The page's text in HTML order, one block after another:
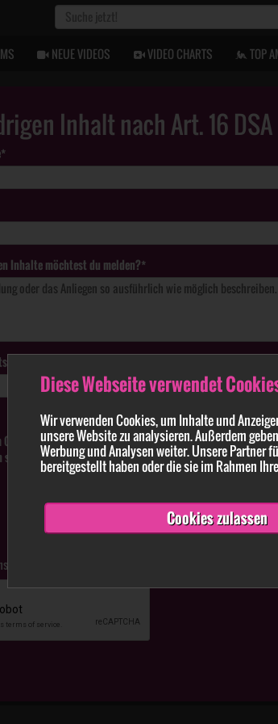
Diese Webseite verwendet
Wir verwenden Cookies, um Inhalte und
unsere Website zu analysieren. Außerdem
Werbung und Analysen weiter. Unsere Partner
bereitgestellt haben oder die sie im Rahmen
Cookies zulassen
NEUE VIDEOS VIDEO CHARTS TOP
Inhalt nach Art. 16
Inhalte möchtest du melden?*
Inhaltes*
davon überzeugt, dass die in der Meldung
strafbar sein.